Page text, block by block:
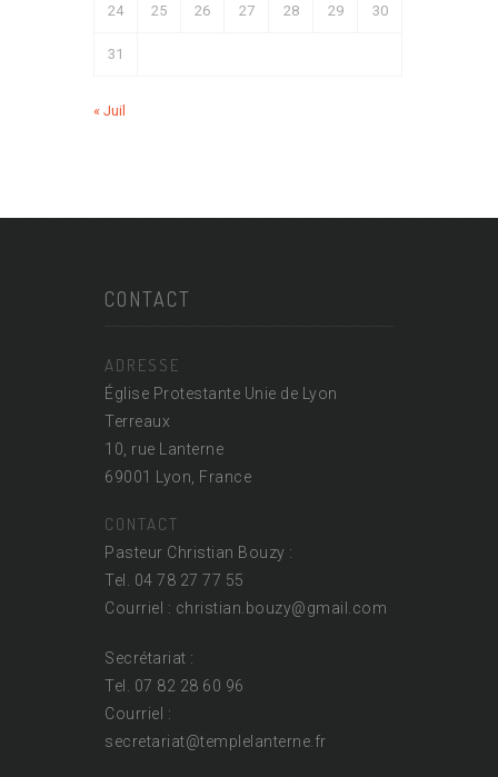
24 25 26 27 28 29 30
31
« Juil
CONTACT
ADRESSE
Église Protestante Unie de Lyon
Terreaux
10, rue Lanterne
69001 Lyon, France
CONTACT
Pasteur Christian Bouzy :
Tel. 04 78 27 77 55
Courriel : christian.bouzy@gmail.com
Secrétariat :
Tel. 07 82 28 60 96
Courriel :
secretariat@templelanterne.fr